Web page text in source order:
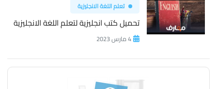
تعلم اللغة الانجليزية
تحميل كتب انجليزية لتعلم اللغة الانجليزية
4 مارس 2023